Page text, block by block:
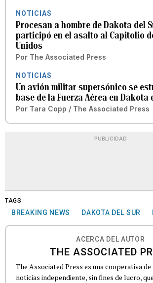
NOTICIAS
Procesan a hombre de Dakota del
participó en el asalto al Capitolio
Unidos
Por The Associated Press
NOTICIAS
Un avión militar supersónico se
base de la Fuerza Aérea en Dakota
Por Tara Copp / The Associated Press
PUBLICIDAD
TAGS
BREAKING NEWS DAKOTA DEL SUR
ACERCA DEL AUTOR
THE ASSOCIATED
The Associated Press es una cooperativa de
noticias independiente, sin fines de lucro, que